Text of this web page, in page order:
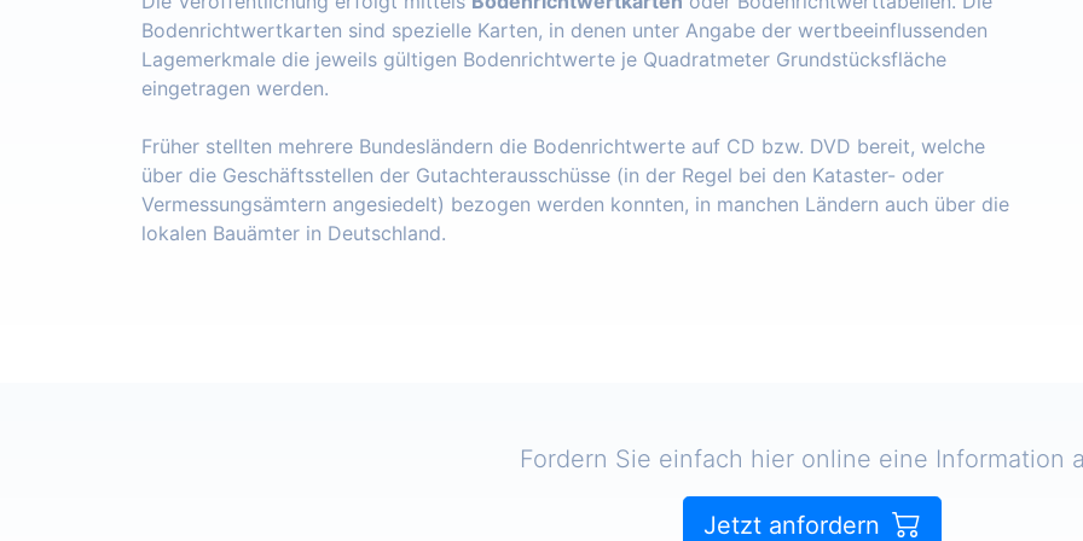
Bodenrichtwertkarten sind spezielle Karten, in denen unter Angabe der wertbeeinflussenden
Lagemerkmale die jeweils gültigen Bodenrichtwerte je Quadratmeter Grundstücksfläche
eingetragen werden.
Früher stellten mehrere Bundesländern die Bodenrichtwerte auf CD bzw. DVD bereit, welche
über die Geschäftsstellen der Gutachterausschüsse (in der Regel bei den Kataster- oder
Vermessungsämtern angesiedelt) bezogen werden konnten, in manchen Ländern auch über die
lokalen Bauämter in Deutschland.
Fordern Sie einfach hier online eine Information
Jetzt anfordern